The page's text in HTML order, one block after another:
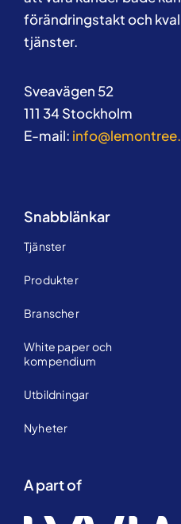
förändringstakt och
tjänster.
Sveavägen 52
111 34 Stockholm
E-mail:
Snabblänkar
Tjänster
Produkter
Branscher
White paper och
kompendium
Utbildningar
Nyheter
A part of